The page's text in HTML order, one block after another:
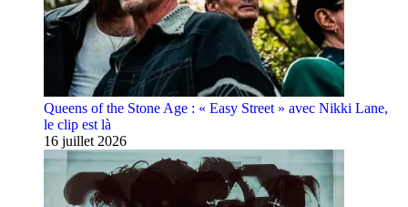
Queens of the Stone Age : « Easy Street » avec Nikki Lane,
le clip est là
16 juillet 2026